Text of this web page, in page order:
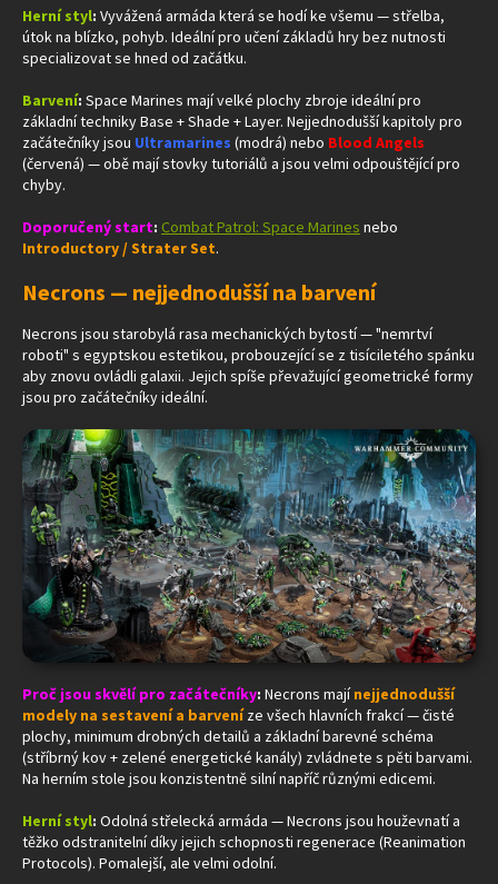
Herní styl: Vyvážená armáda která se hodí ke všemu — střelba,
útok na blízko, pohyb. Ideální pro učení základů hry bez nutnosti
specializovat se hned od začátku.
Barvení: Space Marines mají velké plochy zbroje ideální pro
základní techniky Base + Shade + Layer. Nejjednodušší kapitoly pro
začátečníky jsou Ultramarines (modrá) nebo Blood Angels
(červená) — obě mají stovky tutoriálů a jsou velmi odpouštějící pro
chyby.
Doporučený start: Combat Patrol: Space Marines nebo
Introductory / Strater Set.
Necrons — nejjednodušší na barvení
Necrons jsou starobylá rasa mechanických bytostí — "nemrtví
roboti" s egyptskou estetikou, probouzející se z tisíciletého spánku
aby znovu ovládli galaxii. Jejich spíše převažující geometrické formy
jsou pro začátečníky ideální.
Proč jsou skvělí pro začátečníky: Necrons majínejjednodušší
modely na sestavení a barveníze všech hlavních frakcí — čisté
plochy, minimum drobných detailů a základní barevné schéma
(stříbrný kov + zelené energetické kanály) zvládnete s pěti barvami.
Na herním stole jsou konzistentně silní napříč různými edicemi.
Herní styl: Odolná střelecká armáda — Necrons jsou houževnatí a
těžko odstranitelní díky jejich schopnosti regenerace (Reanimation
Protocols). Pomalejší, ale velmi odolní.